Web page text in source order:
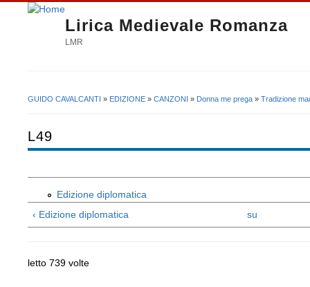
Lirica Medievale Romanza
LMR
GUIDO CAVALCANTI » EDIZIONE » CANZONI » Donna me prega » Tradizione
L49
Edizione diplomatica
‹ Edizione diplomatica
su
letto 739 volte